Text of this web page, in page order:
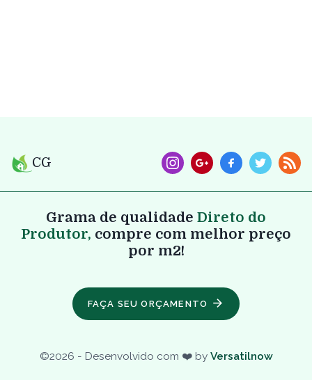
CG
Grama de qualidade Direto do
Produtor, compre com melhor preço
por m2!
FAÇA SEU ORÇAMENTO
©2026 - Desenvolvido com ❤️ by Versatilnow